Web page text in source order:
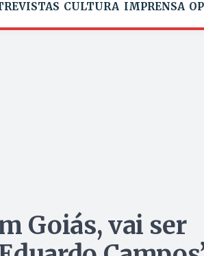
CULTURA IMPRENSA
Goiás, vai ser